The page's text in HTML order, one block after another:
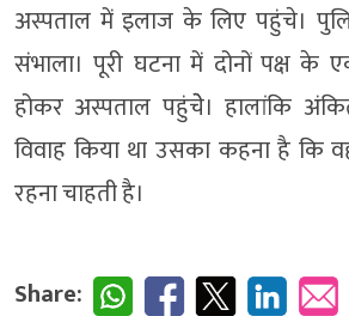
अस्पताल में इलाज के लिए पहुंचे।
संभाला। पूरी घटना में दोनों पक्ष के
होकर अस्पताल पहुंचेे। हालांकि
विवाह किया था उसका कहना है कि
रहना चाहती है।
Share: